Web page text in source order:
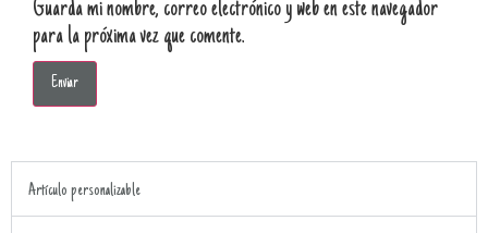
Guarda mi nombre, correo electrónico y web en este navegador
para la próxima vez que comente.
Artículo personalizable